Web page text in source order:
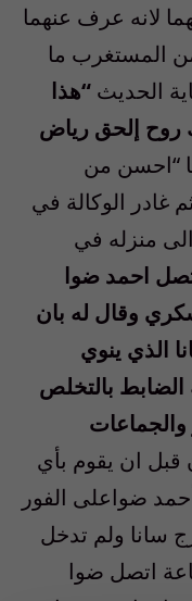
لانه عرف عنهما
المستغرب ما
الحديث “هذا
روح إلحق رياض
“احسن من
غادر الوكالة في
منزله في
احمد ضوا
وقال له بان
الذي ينوي
الضابط بالتخلص
والجماعات
قبل ان يقوم بأي
ضواعلى الفور
سانا ولم تدخل
اتصل ضوا